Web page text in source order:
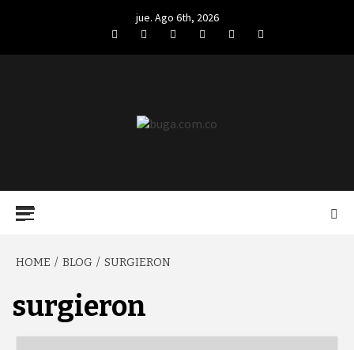
jue. Ago 6th, 2026
FacebookTwitterLinkedIn
VK YouTubeInstagram
HOME BLOG SURGIERON
surgieron